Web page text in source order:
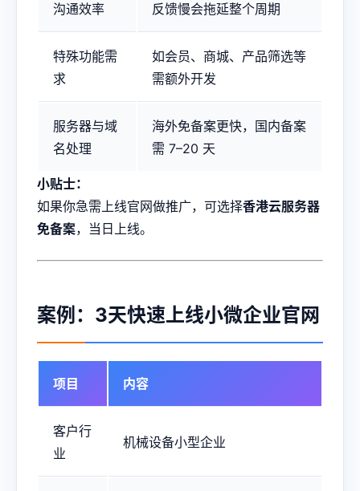
沟通效率 反馈慢会拖延整个周期
特殊功能需
求
如会员、商城、产品筛选等
需额外开发
服务器与域
名处理
海外免备案更快，国内备案
需 7–20 天
小贴士：
如果你急需上线官网做推广，可选择香港云服务器
免备案，当日上线。
案例：3天快速上线小微企业官网
项目 内容
客户行
业
机械设备小型企业